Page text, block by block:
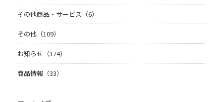
その他商品・サービス（6）
その他（109）
お知らせ（174）
商品情報（33）